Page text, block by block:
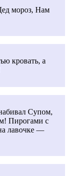
мороз, Нам
кровать, а
Супом,
Пирогами с
лавочке —